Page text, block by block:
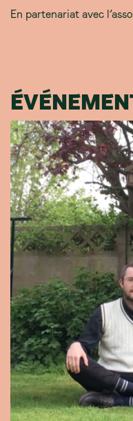
En partenariat avec